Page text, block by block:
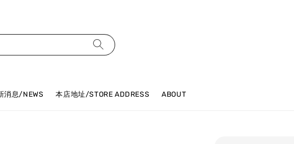
消息/NEWS 本店地址/STORE ADDRESS ABOUT